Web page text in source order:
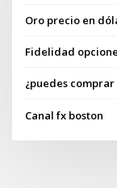
Oro precio en
Fidelidad
¿puedes
Canal fx boston